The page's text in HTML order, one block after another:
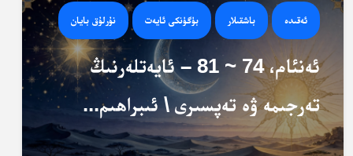
ئەقىدە باشقىلار بۈگۈنكى ئايەت نۇرلۇق بايان
ئەنئام، 74 ~ 81 – ئايەتلەرنىڭ
تەرجىمە ۋە تەپسىرى \ ئىبراھىم...